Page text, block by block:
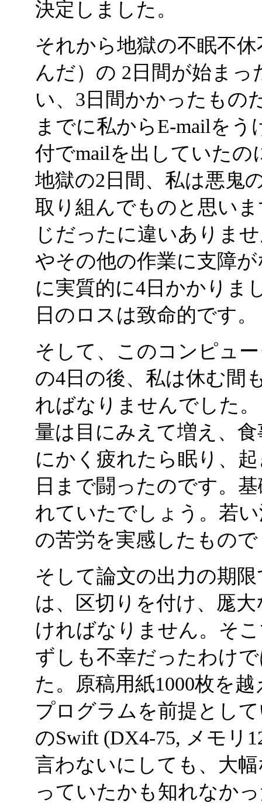
決定しました。
それから地獄の不眠不
んだ）の 2日間が始ま
い、3日間かかったもの
までに私からE-mailを
付でmailを出していた
地獄の2日間、私は悪鬼
取り組んでものと思い
じだったに違いありま
やその他の作業に支障
に実質的に4日かかりま
日のロスは致命的です。
そして、このコンピュ
の4日の後、私は休む間
ればなりませんでした
量は目にみえて増え、
にかく疲れたら眠り、
日まで闘ったのです。
れていたでしょう。若
の苦労を実感したもの
そして論文の出力の期
は、区切りを付け、厖
ければなりません。そ
ずしも不幸だったわけ
た。原稿用紙1000枚を
プログラムを前提とし
のSwift (DX4-75, メモリ
言わないにしても、大
っていたかも知れなか